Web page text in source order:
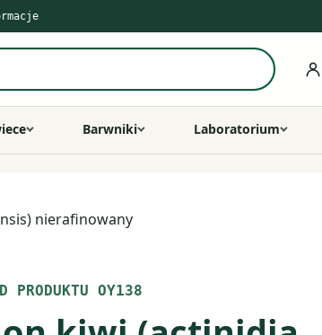
Barwniki Laboratorium
nierafinowany
PRODUKTU OY138